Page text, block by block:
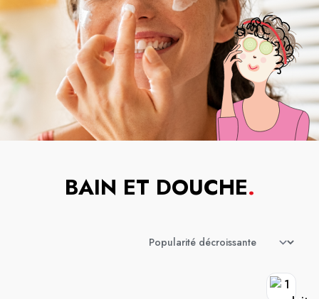
BAIN ET DOUCHE.